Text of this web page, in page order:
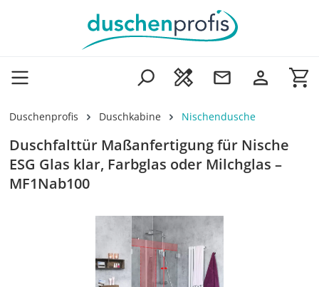
Zum Hauptinhalt springen
Duschenprofis Duschkabine Nischendusche
Duschfalttür Maßanfertigung für Nische
ESG Glas klar, Farbglas oder Milchglas –
MF1Nab100
Bildergalerie überspringen